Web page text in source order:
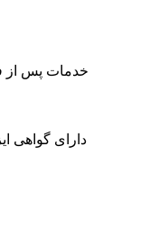
خدمات پس از
دارای گواهی ایزو ۹۰۰۱ و استاندارد اروپا